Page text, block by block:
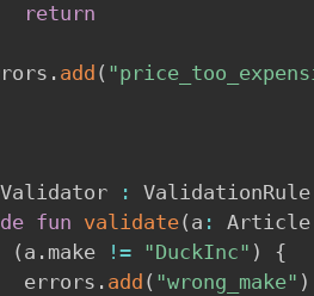
return
. add (
:
fun validate( a : Article
( a . make != "DuckInc" )
{
errors
. add ( "wrong_make" )